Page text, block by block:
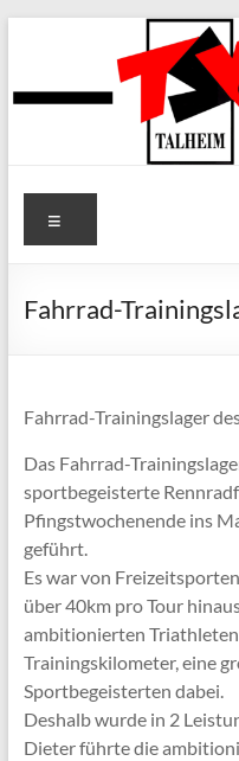
TSV Talheim
e.V. Abt.
Fahrrad-
Fahrrad-Trainingslager
Das Fahrrad-
sportbegeisterte
Pfingstwochenende ins
geführt.
Es war von
über 40km pro Tour
ambitionierten
Trainingskilometer, eine
Sportbegeisterten dabei.
Deshalb wurde in 2
Dieter führte die